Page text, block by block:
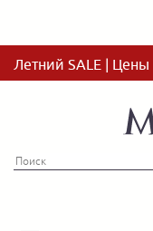
Летний SALE | Цены